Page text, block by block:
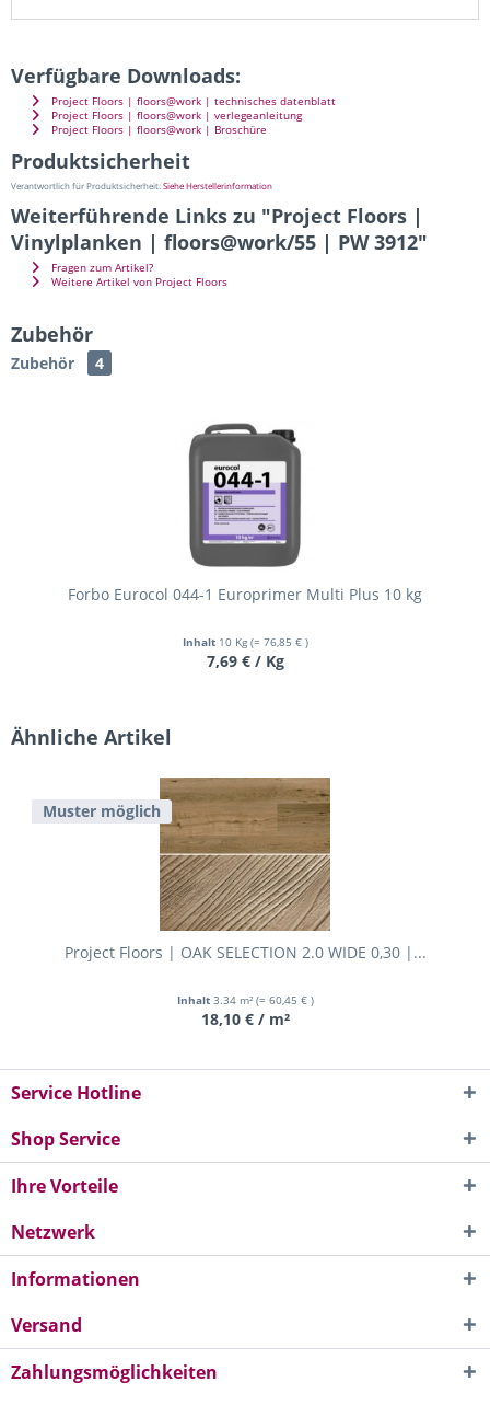
Verfügbare Downloads:
Project Floors | floors@work | technisches datenblatt
Project Floors | floors@work | verlegeanleitung
Project Floors | floors@work | Broschüre
Produktsicherheit
Verantwortlich für Produktsicherheit:Siehe Herstellerinformation
Weiterführende Links zu "Project Floors |
Vinylplanken | floors@work/55 | PW 3912"
Fragen zum Artikel?
Weitere Artikel von Project Floors
Zubehör
Zubehör 4
Forbo Eurocol 044-1 Europrimer Multi Plus 10 kg
Inhalt 10 Kg (= 76,85 € )
7,69 € / Kg
Ähnliche Artikel
Muster möglich
Project Floors | OAK SELECTION 2.0 WIDE 0,30 |...
Inhalt 3.34 m² (= 60,45 € )
18,10 € / m²
Service Hotline
Shop Service
Ihre Vorteile
Netzwerk
Informationen
Versand
Zahlungsmöglichkeiten